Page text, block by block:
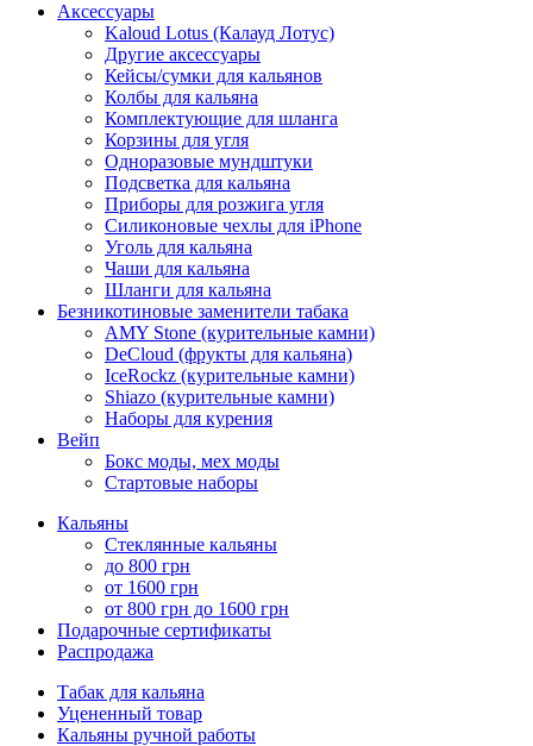
Аксессуары
Kaloud Lotus (Калауд Лотус)
Другие аксессуары
Кейсы/сумки для кальянов
Колбы для кальяна
Комплектующие для шланга
Корзины для угля
Одноразовые мундштуки
Подсветка для кальяна
Приборы для розжига угля
Силиконовые чехлы для iPhone
Уголь для кальяна
Чаши для кальяна
Шланги для кальяна
Безникотиновые заменители табака
AMY Stone (курительные камни)
DeCloud (фрукты для кальяна)
IceRockz (курительные камни)
Shiazo (курительные камни)
Наборы для курения
Вейп
Бокс моды, мех моды
Стартовые наборы
Кальяны
Стеклянные кальяны
до 800 грн
от 1600 грн
от 800 грн до 1600 грн
Подарочные сертификаты
Распродажа
Табак для кальяна
Уцененный товар
Кальяны ручной работы